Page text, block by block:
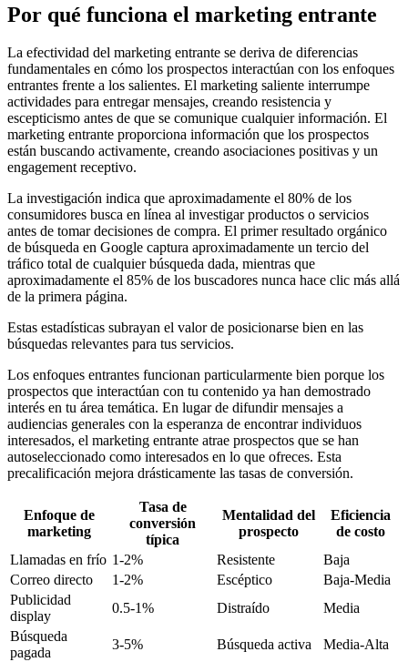
Por qué funciona el marketing entrante
La efectividad del marketing entrante se deriva de diferencias
fundamentales en cómo los prospectos interactúan con los enfoques
entrantes frente a los salientes. El marketing saliente interrumpe
actividades para entregar mensajes, creando resistencia y
escepticismo antes de que se comunique cualquier información. El
marketing entrante proporciona información que los prospectos
están buscando activamente, creando asociaciones positivas y un
engagement receptivo.
La investigación indica que aproximadamente el 80% de los
consumidores busca en línea al investigar productos o servicios
antes de tomar decisiones de compra. El primer resultado orgánico
de búsqueda en Google captura aproximadamente un tercio del
tráfico total de cualquier búsqueda dada, mientras que
aproximadamente el 85% de los buscadores nunca hace clic más allá
de la primera página.
Estas estadísticas subrayan el valor de posicionarse bien en las
búsquedas relevantes para tus servicios.
Los enfoques entrantes funcionan particularmente bien porque los
prospectos que interactúan con tu contenido ya han demostrado
interés en tu área temática. En lugar de difundir mensajes a
audiencias generales con la esperanza de encontrar individuos
interesados, el marketing entrante atrae prospectos que se han
autoseleccionado como interesados en lo que ofreces. Esta
precalificación mejora drásticamente las tasas de conversión.
Enfoque de
marketing
Tasa de
conversión
típica
Mentalidad del
prospecto
Eficiencia
de costo
Llamadas en frío 1-2% Resistente
Baja
Correo directo
1-2% Escéptico
Baja-Media
Publicidad
display
0.5-1% Distraído
Media
Búsqueda
pagada
3-5% Búsqueda activa
Media-Alta